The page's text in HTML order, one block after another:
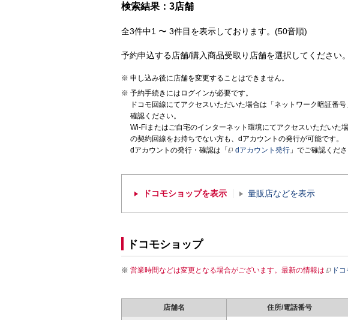
検索結果：3店舗
全3件中1 〜 3件目を表示しております。(50音順)
予約申込する店舗/購入商品受取り店舗を選択してください。
申し込み後に店舗を変更することはできません。
予約手続きにはログインが必要です。
ドコモ回線にてアクセスいただいた場合は「ネットワーク暗証番
確認ください。
Wi-Fiまたはご自宅のインターネット環境にてアクセスいただいた
の契約回線をお持ちでない方も、dアカウントの発行が可能です。
dアカウントの発行・確認は「
dアカウント発行 」でご確認くださ
ドコモショップを表示 量販店などを表示
ドコモショップ
営業時間などは変更となる場合がございます。最新の情報は ド
店舗名 住所/電話番号